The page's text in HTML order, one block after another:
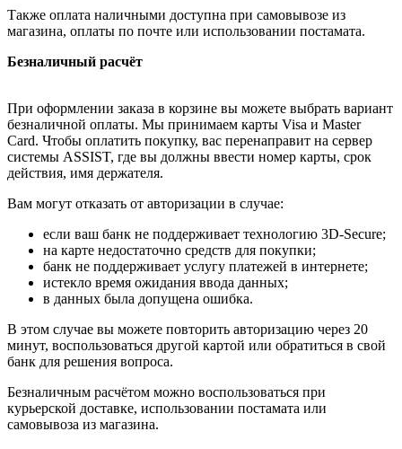
Также оплата наличными доступна при самовывозе из
магазина, оплаты по почте или использовании постамата.
Безналичный расчёт
При оформлении заказа в корзине вы можете выбрать вариант
безналичной оплаты. Мы принимаем карты Visa и Master
Card. Чтобы оплатить покупку, вас перенаправит на сервер
системы ASSIST, где вы должны ввести номер карты, срок
действия, имя держателя.
Вам могут отказать от авторизации в случае:
если ваш банк не поддерживает технологию 3D-Secure;
на карте недостаточно средств для покупки;
банк не поддерживает услугу платежей в интернете;
истекло время ожидания ввода данных;
в данных была допущена ошибка.
В этом случае вы можете повторить авторизацию через 20
минут, воспользоваться другой картой или обратиться в свой
банк для решения вопроса.
Безналичным расчётом можно воспользоваться при
курьерской доставке, использовании постамата или
самовывоза из магазина.